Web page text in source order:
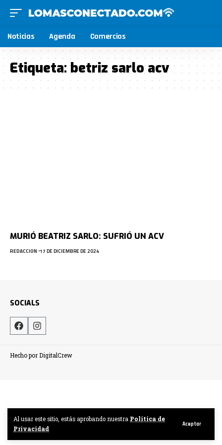
Al usar este sitio, estás aprobando nuestra Politica de
Privacidad
Aceptar
Noticias Agenda Comercios
Etiqueta:betriz sarlo acv
MURIÓ BEATRIZ SARLO: SUFRIÓ UN ACV
REDACCION 17 DE DICIEMBRE DE 2024
SOCIALS
Hecho por DigitalCrew